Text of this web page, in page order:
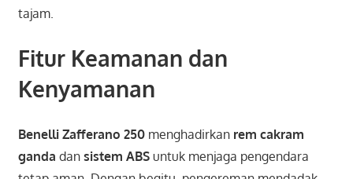
tajam.
Fitur Keamanan dan
Kenyamanan
Benelli Zafferano 250menghadirkan rem cakram
ganda dan sistem ABSuntuk menjaga pengendara